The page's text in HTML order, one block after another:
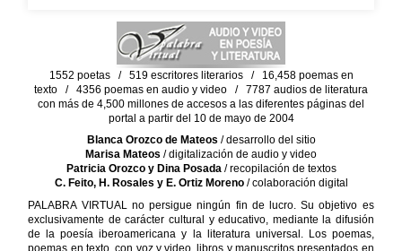
1552 poetas / 519 escritores literarios / 16,458 poemas en
texto / 4356 poemas en audio y video / 7787 audios de literatura
con más de 4,500 millones de accesos a las diferentes páginas del
portal a partir del 10 de mayo de 2004
Blanca Orozco de Mateos / desarrollo del sitio
Marisa Mateos / digitalización de audio y video
Patricia Orozco y Dina Posada/ recopilación de textos
C. Feito, H. Rosales y E. Ortiz Moreno/ colaboración digital
PALABRA VIRTUAL no persigue ningún fin de lucro. Su objetivo es
exclusivamente de carácter cultural y educativo, mediante la difusión
de la poesía iberoamericana y la literatura universal. Los poemas,
poemas en texto, con voz y video, libros y manuscritos presentados en